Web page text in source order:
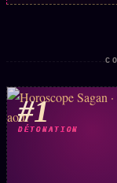
À propos
#1
DÉTONATION